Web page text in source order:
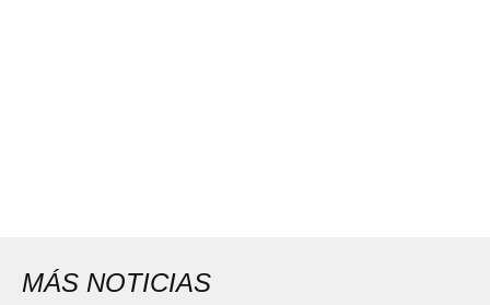
MÁS NOTICIAS